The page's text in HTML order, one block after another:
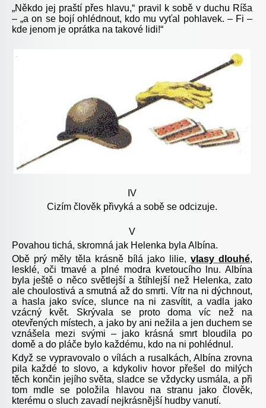
„Někdo jej praští přes hlavu,“ pravil k sobě v duchu Ríša
– „a on se bojí ohlédnout, kdo mu vyťal pohlavek. – Fi –
kde jenom je oprátka na takové lidi!“
IV
Cizím člověk přivyká a sobě se odcizuje.
V
Povahou tichá, skromná jak Helenka byla Albína.
Obě prý měly těla krásně bílá jako lilie, vlasy dlouhé,
lesklé, oči tmavé a plné modra kvetoucího lnu. Albína
byla ještě o něco světlejší a štíhlejší než Helenka, zato
ale choulostivá a smutná až do smrti. Vítr na ni dýchnout,
a hasla jako svíce, slunce na ni zasvítit, a vadla jako
vzácný květ. Skrývala se proto doma víc než na
otevřených místech, a jako by ani nežila a jen duchem se
vznášela mezi svými – jako krásná smrt bloudila po
domě a do pláče bylo každému, kdo na ni pohlédnul.
Když se vypravovalo o vílách a rusalkách, Albína zrovna
pila každé to slovo, a kdykoliv hovor přešel do milých
těch končin jejího světa, sladce se vždycky usmála, a při
tom mdle se položila hlavou na stranu jako člověk,
kterému o sluch zavadí nejkrásnější hudby vanutí.